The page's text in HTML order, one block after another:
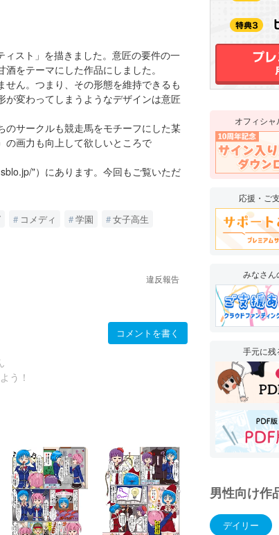
スト」を描きました。意匠の要件の一
をテーマにした作品にしました。
ん。つまり、その形態を維持できるも
変わってしまうようなデザインは意匠
サークルも競走馬をモチーフにした某
の画力も向上して欲しいところで
"）にあります。今回もご覧いただ
コメディ 学園
女子高生
違反報告
コメントを書く
う！
オフィシャ
応援・ご
みなさん
手元に残
男性向け作
デイリー